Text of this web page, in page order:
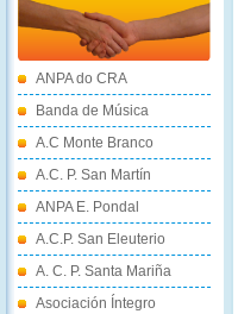
ANPA do CRA
Banda de Música
A.C Monte Branco
A.C. P. San Martín
ANPA E. Pondal
A.C.P. San Eleuterio
A. C. P. Santa Mariña
Asociación Íntegro